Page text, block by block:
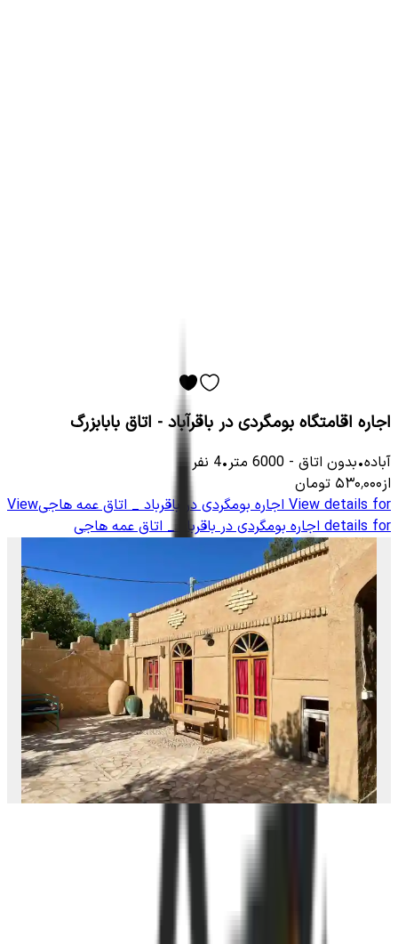
اجاره اقامتگاه بومگردی در باقرآباد - اتاق بابابزرگ
آباده•بدون اتاق -
6000 متر•
4 نفر
از۵۳۰٬۰۰۰ تومان
View details for اجاره بومگردی در باقرباد _ اتاق عمه هاجیView
details for اجاره بومگردی در باقرباد _ اتاق عمه هاجی